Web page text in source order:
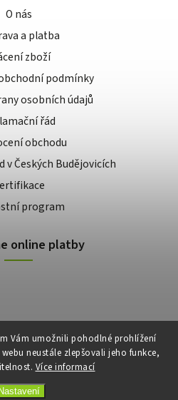
Vám umožnili pohodlné prohlížení
neustále zlepšovali jeho funkce,
Více informací
Nastavení
O nás
a platba
zboží
podmínky
osobních údajů
řád
obchodu
v Českých Budějovicích
program
online platby
. Všechna práva vyhrazena.
| Design